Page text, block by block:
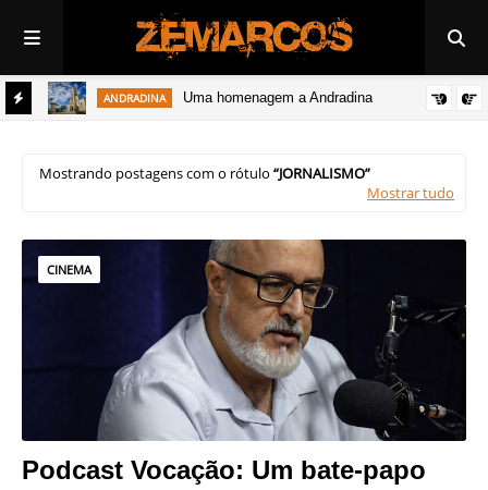
ANDRADINA Uma homenagem a Andradina
Mostrando postagens com o rótulo JORNALISMO
Mostrar tudo
CINEMA
Podcast Vocação: Um bate-papo